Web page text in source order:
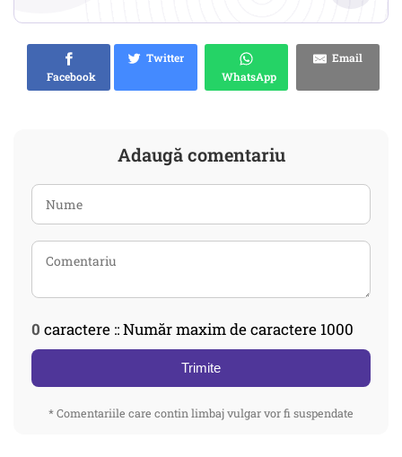
Facebook
Twitter
WhatsApp
Email
Adaugă comentariu
0 caractere :: Număr maxim de caractere 1000
Trimite
* Comentariile care contin limbaj vulgar vor fi suspendate